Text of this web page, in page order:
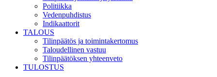
Politiikka
Vedenpuhdistus
Indikaattorit
TALOUS
Tilinpäätös ja toimintakertomus
Taloudellinen vastuu
Tilinpäätöksen yhteenveto
TULOSTUS